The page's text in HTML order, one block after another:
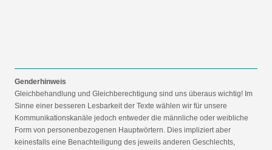
Genderhinweis
Gleichbehandlung und Gleichberechtigung sind uns überaus wichtig! Im
Sinne einer besseren Lesbarkeit der Texte wählen wir für unsere
Kommunikationskanäle jedoch entweder die männliche oder weibliche
Form von personenbezogenen Hauptwörtern. Dies impliziert aber
keinesfalls eine Benachteiligung des jeweils anderen Geschlechts,